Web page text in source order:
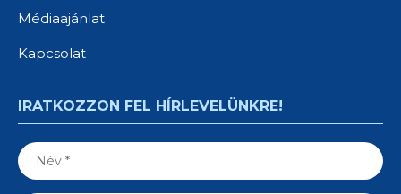
Médiaajánlat
Kapcsolat
IRATKOZZON FEL HÍRLEVELÜNKRE!